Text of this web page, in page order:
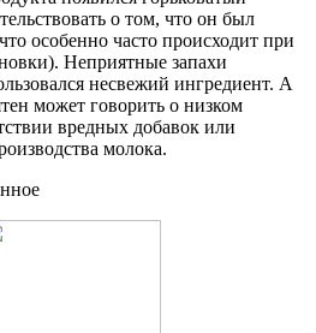
о том, что он был
особенно часто происходит при
Неприятные запахи
несвежий ингредиент. А
может говорить о низком
вредных добавок или
молока.